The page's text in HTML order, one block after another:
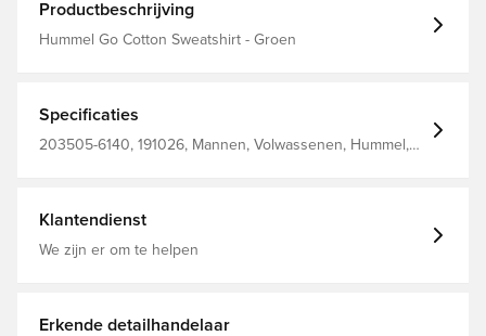
Productbeschrijving
Hummel Go Cotton Sweatshirt - Groen
Specificaties
203505-6140, 191026, Mannen, Volwassenen, Hummel,
Klantendienst
We zijn er om te helpen
Erkende detailhandelaar